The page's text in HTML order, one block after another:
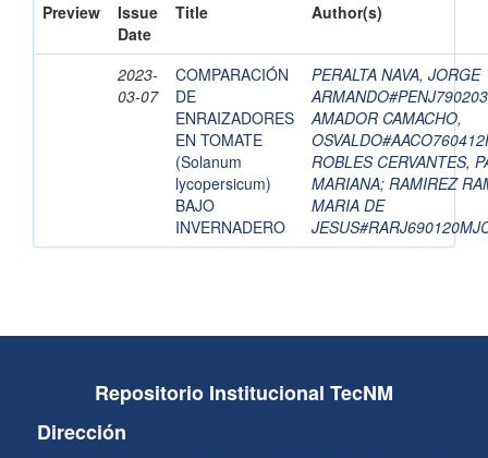
Preview
Issue
Date
Title Author(s)
2023-
03-07
COMPARACIÓN
DE
ENRAIZADORES
EN TOMATE
(Solanum
lycopersicum)
BAJO
INVERNADERO
PERALTA NAVA, JORGE
AMADOR CAMACHO,
ROBLES CERVANTES,
MARIANA; RAMIREZ
MARIA DE
Repositorio Institucional TecNM
Dirección